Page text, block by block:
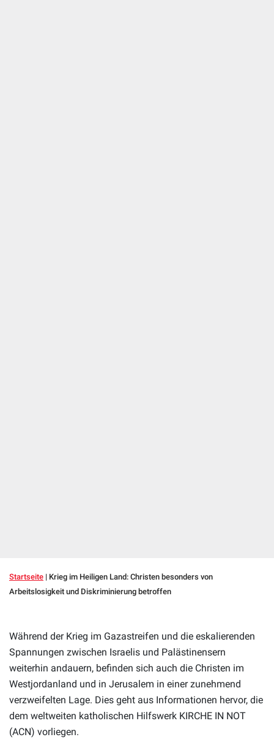
Startseite | Krieg im Heiligen Land: Christen besonders von
Arbeitslosigkeit und Diskriminierung betroffen
Während der Krieg im Gazastreifen und die eskalierenden
Spannungen zwischen Israelis und Palästinensern
weiterhin andauern, befinden sich auch die Christen im
Westjordanland und in Jerusalem in einer zunehmend
verzweifelten Lage. Dies geht aus Informationen hervor, die
dem weltweiten katholischen Hilfswerk KIRCHE IN NOT
(ACN) vorliegen.